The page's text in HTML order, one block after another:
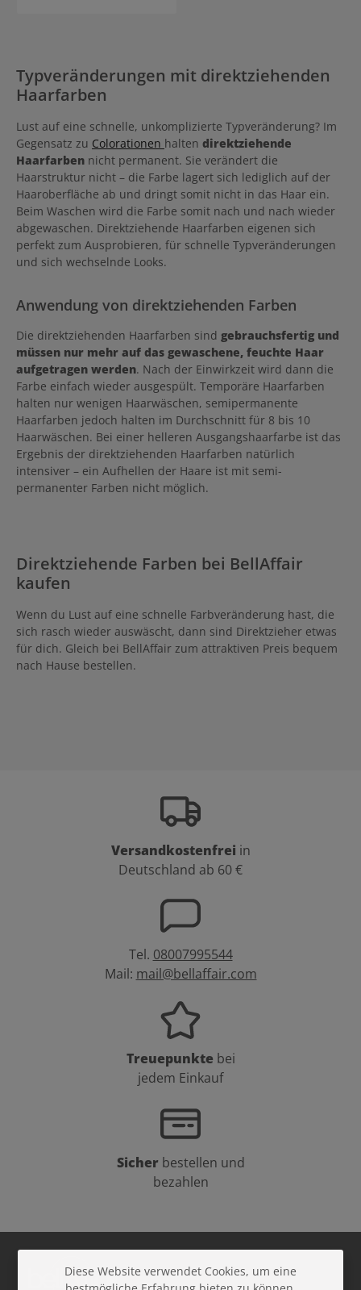
Typveränderungen mit direktziehenden
Haarfarben
Lust auf eine schnelle, unkomplizierte Typveränderung? Im
Gegensatz zu Colorationen halten direktziehende
Haarfarben nicht permanent. Sie verändert die
Haarstruktur nicht – die Farbe lagert sich lediglich auf der
Haaroberfläche ab und dringt somit nicht in das Haar ein.
Beim Waschen wird die Farbe somit nach und nach wieder
abgewaschen. Direktziehende Haarfarben eigenen sich
perfekt zum Ausprobieren, für schnelle Typveränderungen
und sich wechselnde Looks.
Anwendung von direktziehenden Farben
Die direktziehenden Haarfarben sind gebrauchsfertig und
müssen nur mehr auf das gewaschene, feuchte Haar
aufgetragen werden. Nach der Einwirkzeit wird dann die
Farbe einfach wieder ausgespült. Temporäre Haarfarben
halten nur wenigen Haarwäschen, semipermanente
Haarfarben jedoch halten im Durchschnitt für 8 bis 10
Haarwäschen. Bei einer helleren Ausgangshaarfarbe ist das
Ergebnis der direktziehenden Haarfarben natürlich
intensiver – ein Aufhellen der Haare ist mit semi-
permanenter Farben nicht möglich.
Direktziehende Farben bei BellAffair
kaufen
Wenn du Lust auf eine schnelle Farbveränderung hast, die
sich rasch wieder auswäscht, dann sind Direktzieher etwas
für dich. Gleich bei BellAffair zum attraktiven Preis bequem
nach Hause bestellen.
Versandkostenfrei in
Deutschland ab 60 €
Tel. 08007995544
Mail: mail@bellaffair.com
Treuepunkte bei
jedem Einkauf
Sicher bestellen und
bezahlen
Diese Website verwendet Cookies, um eine